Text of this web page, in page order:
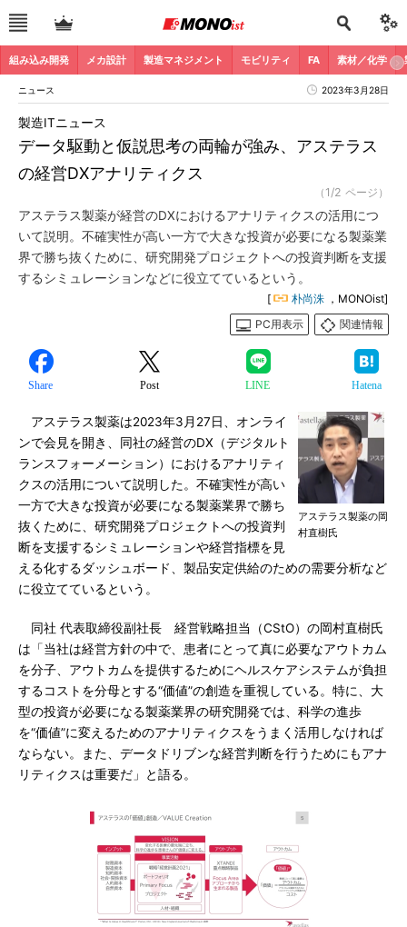
組み込み開発 メカ設計 製造マネジメント モビリティ FA 素材／化学
ニュース 2023年3月28日
データ駆動と仮説思考の両輪が強み、アステラス
の経営DXアナリティクス
製造ITニュース
（1/2 ページ）
アステラス製薬が経営のDXにおけるアナリティクスの活用につ
いて説明。不確実性が高い一方で大きな投資が必要になる製薬業
界で勝ち抜くために、研究開発プロジェクトへの投資判断を支援
するシミュレーションなどに役立てているという。
[ 朴尚洙 ，MONOist]
PC用表示
関連情報
Share Post LINE Hatena
アステラス製薬の岡
村直樹氏
アステラス製薬は2023年3月27日、オンライ
ンで会見を開き、同社の経営のDX（デジタルト
ランスフォーメーション）におけるアナリティ
クスの活用について説明した。不確実性が高い
一方で大きな投資が必要になる製薬業界で勝ち
抜くために、研究開発プロジェクトへの投資判
断を支援するシミュレーションや経営指標を見
える化するダッシュボード、製品安定供給のための需要分析など
に役立てているという。
同社 代表取締役副社長 経営戦略担当（CStO）の岡村直樹氏
は「当社は経営方針の中で、患者にとって真に必要なアウトカム
を分子、アウトカムを提供するためにヘルスケアシステムが負担
するコストを分母とする“価値”の創造を重視している。特に、大
型の投資が必要になる製薬業界の研究開発では、科学の進歩
を“価値”に変えるためのアナリティクスをうまく活用しなければ
ならない。また、データドリブンな経営判断を行うためにもアナ
リティクスは重要だ」と語る。